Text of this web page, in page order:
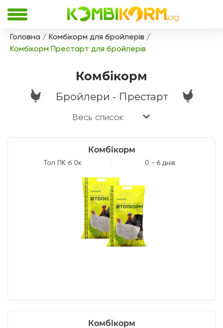
Головна
Комбікорм для бройлерів
Комбікорм Престарт для бройлерів
Комбікорм
Бройлери - Престарт
Весь список
Комбікорм
Топ ПК б 0к 0 - 6 днів
Комбікорм